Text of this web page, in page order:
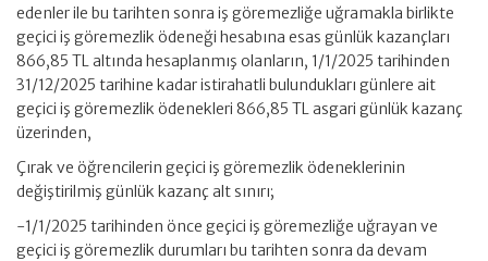
edenler ile bu tarihten sonra iş göremezliğe uğramakla birlikte
geçici iş göremezlik ödeneği hesabına esas günlük kazançları
866,85 TL altında hesaplanmış olanların, 1/1/2025 tarihinden
31/12/2025 tarihine kadar istirahatli bulundukları günlere ait
geçici iş göremezlik ödenekleri 866,85 TL asgari günlük kazanç
üzerinden,
Çırak ve öğrencilerin geçici iş göremezlik ödeneklerinin
değiştirilmiş günlük kazanç alt sınırı;
-1/1/2025 tarihinden önce geçici iş göremezliğe uğrayan ve
geçici iş göremezlik durumları bu tarihten sonra da devam